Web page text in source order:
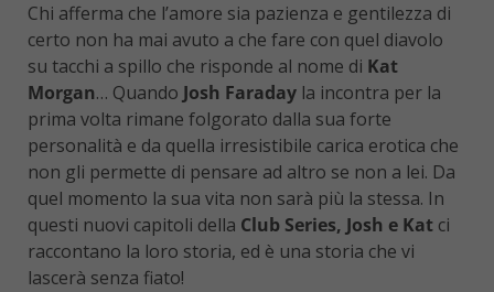
Chi afferma che l’amore sia pazienza e gentilezza di
certo non ha mai avuto a che fare con quel diavolo
su tacchi a spillo che risponde al nome di Kat
Morgan… Quando Josh Faraday la incontra per la
prima volta rimane folgorato dalla sua forte
personalità e da quella irresistibile carica erotica che
non gli permette di pensare ad altro se non a lei. Da
quel momento la sua vita non sarà più la stessa. In
questi nuovi capitoli della Club Series, Josh e Kat ci
raccontano la loro storia, ed è una storia che vi
lascerà senza fiato!